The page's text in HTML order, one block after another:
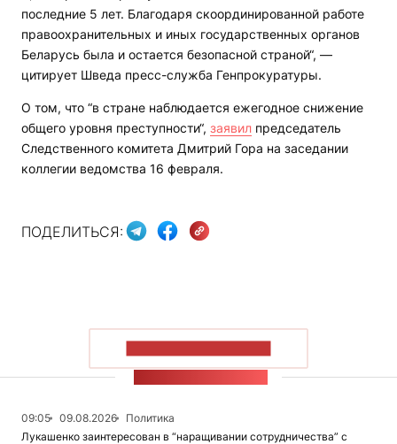
последние 5 лет. Благодаря скоординированной работе
правоохранительных и иных государственных органов
Беларусь была и остается безопасной страной“, —
цитирует Шведа пресс-служба Генпрокуратуры.
О том, что “в стране наблюдается ежегодное снижение
общего уровня преступности“, заявил председатель
Следственного комитета Дмитрий Гора на заседании
коллегии ведомства 16 февраля.
ПОДЕЛИТЬСЯ:
09:05 09.08.2026
Политика
Лукашенко заинтересован в “наращивании сотрудничества” с